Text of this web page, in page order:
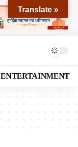
ENTERTAINMENT
Translate »